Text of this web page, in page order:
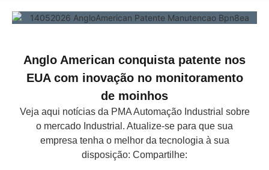
Anglo American conquista patente nos
EUA com inovação no monitoramento
de moinhos
Veja aqui notícias da PMA Automação Industrial sobre
o mercado Industrial. Atualize-se para que sua
empresa tenha o melhor da tecnologia à sua
disposição: Compartilhe: